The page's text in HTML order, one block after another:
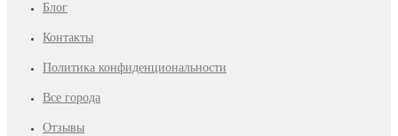
Блог
Контакты
Политика конфиденциональности
Все города
Отзывы